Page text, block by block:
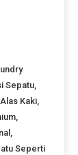
Sepatu,
Kaki,
,
,
Seperti